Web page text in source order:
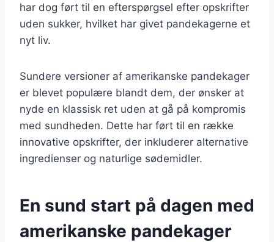
har dog ført til en efterspørgsel efter opskrifter
uden sukker, hvilket har givet pandekagerne et
nyt liv.
Sundere versioner af amerikanske pandekager
er blevet populære blandt dem, der ønsker at
nyde en klassisk ret uden at gå på kompromis
med sundheden. Dette har ført til en række
innovative opskrifter, der inkluderer alternative
ingredienser og naturlige sødemidler.
En sund start på dagen med
amerikanske pandekager